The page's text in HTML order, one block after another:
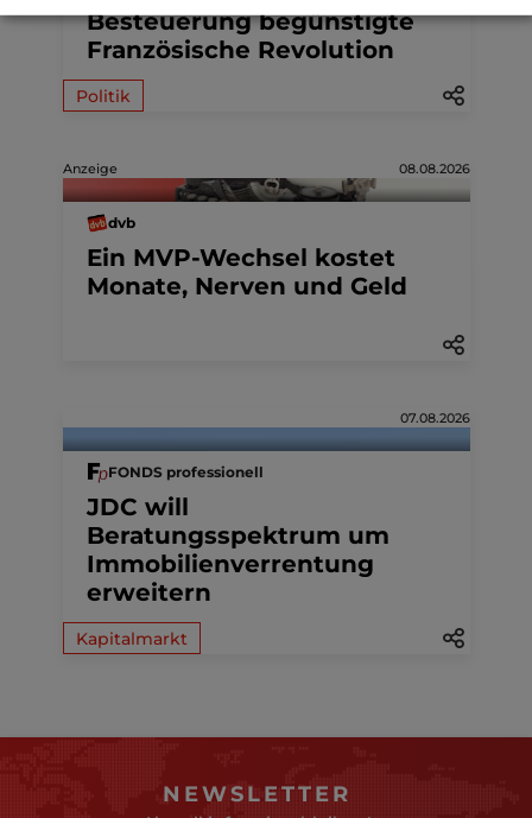
Besteuerung begünstigte
Französische Revolution
Politik
Anzeige 08.08.2026
dvb
Ein MVP-Wechsel kostet
Monate, Nerven und Geld
07.08.2026
FONDS professionell
JDC will
Beratungsspektrum um
Immobilienverrentung
erweitern
Kapitalmarkt
NEWSLETTER